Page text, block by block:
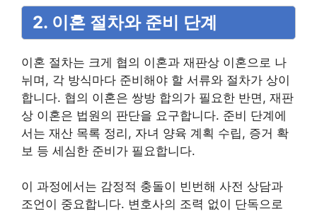
2. 이혼 절차와 준비 단계
이혼 절차는 크게 협의 이혼과 재판상 이혼으로 나
뉘며, 각 방식마다 준비해야 할 서류와 절차가 상이
합니다. 협의 이혼은 쌍방 합의가 필요한 반면, 재판
상 이혼은 법원의 판단을 요구합니다. 준비 단계에
서는 재산 목록 정리, 자녀 양육 계획 수립, 증거 확
보 등 세심한 준비가 필요합니다.
이 과정에서는 감정적 충돌이 빈번해 사전 상담과
조언이 중요합니다. 변호사의 조력 없이 단독으로